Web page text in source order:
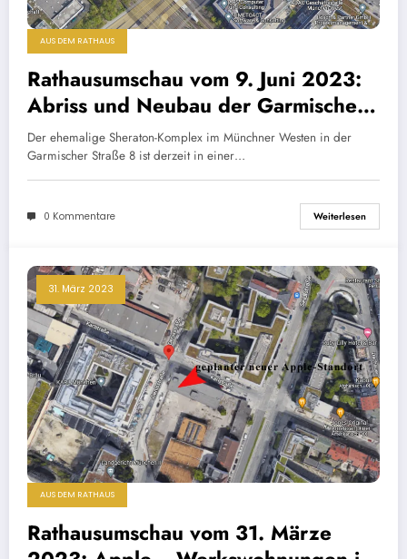
AUS DEM RATHAUS
Rathausumschau vom 9. Juni 2023:
Abriss und Neubau der Garmischer
Straße 8 – Wird eine gute
Bausubstanz mitten in der Stadt
vernichtet?
Der ehemalige Sheraton-Komplex im Münchner Westen in der
Garmischer Straße 8 ist derzeit in einer…
0 Kommentare Weiterlesen
31. März 2023
AUS DEM RATHAUS
Rathausumschau vom 31. Märze